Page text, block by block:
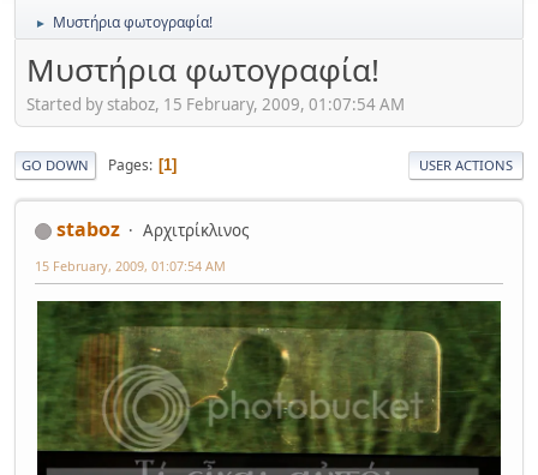
► Μυστήρια φωτογραφία!
Μυστήρια φωτογραφία!
Started by staboz, 15 February, 2009, 01:07:54 AM
GO DOWN Pages 1 USER ACTIONS
staboz Αρχιτρίκλινος
15 February, 2009, 01:07:54 AM